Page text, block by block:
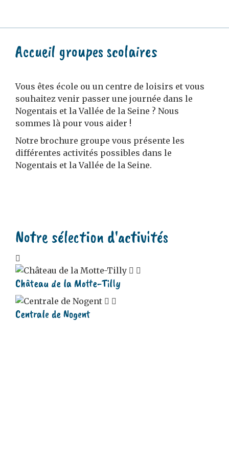
Accueil groupes scolaires
Vous êtes école ou un centre de loisirs et vous
souhaitez venir passer une journée dans le
Nogentais et la Vallée de la Seine ? Nous
sommes là pour vous aider !
Notre brochure groupe vous présente les
différentes activités possibles dans le
Nogentais et la Vallée de la Seine.
Notre sélection d'activités
Château de la Motte-Tilly
Centrale de Nogent